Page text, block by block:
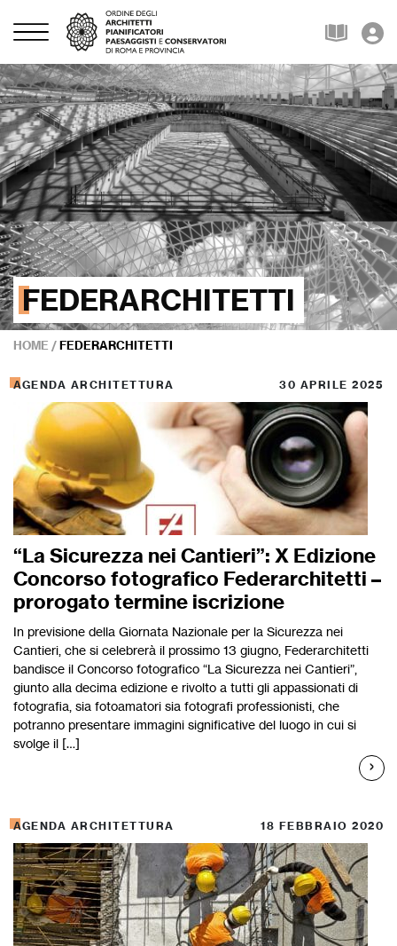
FEDERARCHITETTI
HOME /FEDERARCHITETTI
AGENDA ARCHITETTURA 30 APRILE 2025
“La Sicurezza nei Cantieri”: X Edizione
Concorso fotografico Federarchitetti –
prorogato termine iscrizione
In previsione della Giornata Nazionale per la Sicurezza nei
Cantieri, che si celebrerà il prossimo 13 giugno, Federarchitetti
bandisce il Concorso fotografico “La Sicurezza nei Cantieri”,
giunto alla decima edizione e rivolto a tutti gli appassionati di
fotografia, sia fotoamatori sia fotografi professionisti, che
potranno presentare immagini significative del luogo in cui si
svolge il […]
AGENDA ARCHITETTURA 18 FEBBRAIO 2020